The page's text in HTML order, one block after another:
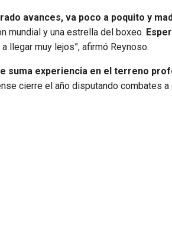
avances, va poco a poquito y
mundial y una estrella del boxeo.
a llegar muy lejos”, afirmó Reynoso.
suma experiencia en el terreno
cierre el año disputando combates